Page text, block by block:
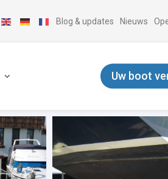
Blog & updates Nieuws
Uw boot